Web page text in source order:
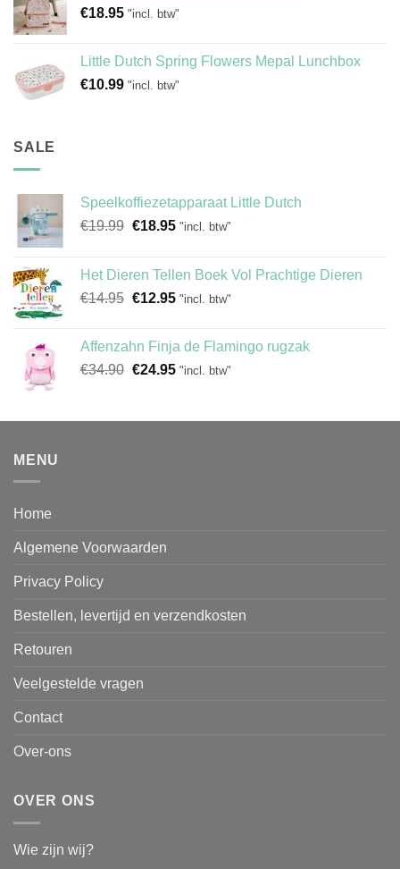
€18.95 "incl. btw"
Little Dutch Spring Flowers Mepal Lunchbox
€10.99 "incl. btw"
SALE
Speelkoffiezetapparaat Little Dutch
€19.99 Oorspronkelijke
€19.99.
€18.95Huidige
€18.95.
"incl. btw"
Het Dieren Tellen Boek Vol Prachtige Dieren
€14.95 Oorspronkelijke
€14.95.
€12.95Huidige
€12.95.
"incl. btw"
Affenzahn Finja de Flamingo rugzak
€34.90 Oorspronkelijke
€34.90.
€24.95Huidige
€24.95.
"incl. btw"
MENU
Home
Algemene Voorwaarden
Privacy Policy
Bestellen, levertijd en verzendkosten
Retouren
Veelgestelde vragen
Contact
Over-ons
OVER ONS
Wie zijn wij?